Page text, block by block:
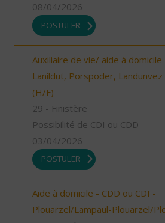
08/04/2026
POSTULER
Auxiliaire de vie/ aide à
Lanildut, Porspoder, Landunvez
(H/F)
29 - Finistère
Possibilité de CDI ou CDD
03/04/2026
POSTULER
Aide à domicile - CDD ou CDI -
Plouarzel/Lampaul-Plouarzel/